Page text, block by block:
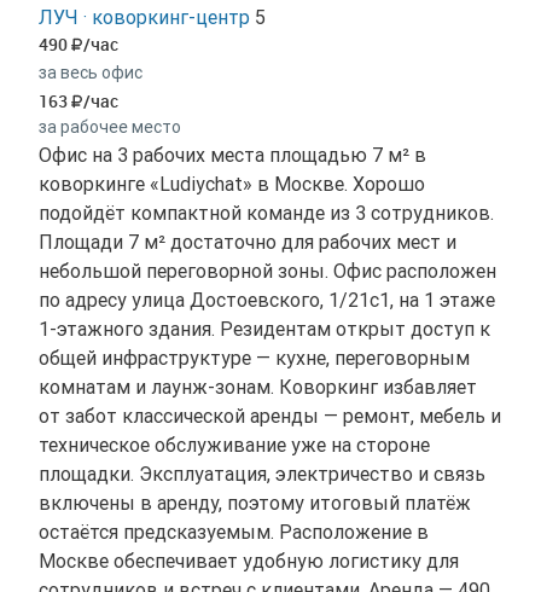
ЛУЧ · коворкинг-центр 5
490 /час
за весь офис
163 /час
за рабочее место
Офис на 3 рабочих места площадью 7 м² в
коворкинге «Ludiychat» в Москве. Хорошо
подойдёт компактной команде из 3 сотрудников.
Площади 7 м² достаточно для рабочих мест и
небольшой переговорной зоны. Офис расположен
по адресу улица Достоевского, 1/21с1, на 1 этаже
1-этажного здания. Резидентам открыт доступ к
общей инфраструктуре — кухне, переговорным
комнатам и лаунж-зонам. Коворкинг избавляет
от забот классической аренды — ремонт, мебель и
техническое обслуживание уже на стороне
площадки. Эксплуатация, электричество и связь
включены в аренду, поэтому итоговый платёж
остаётся предсказуемым. Расположение в
Москве обеспечивает удобную логистику для